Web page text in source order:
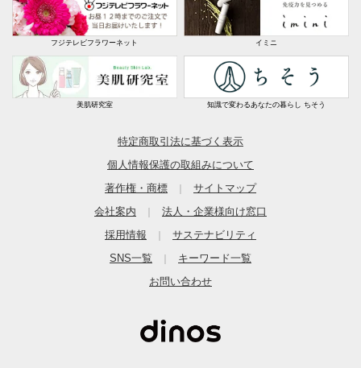
フジテレビフラワーネット イミニ
美肌研究室 知識で変わるあなたの暮らし ちそう
特定商取引法に基づく表示
個人情報保護の取組みについて
著作権・商標
｜
サイトマップ
会社案内
｜
法人・企業様向け窓口
採用情報
｜
サステナビリティ
SNS一覧
｜
キーワード一覧
お問い合わせ